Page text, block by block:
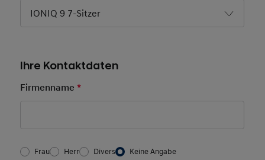
IONIQ 9 7-Sitzer
Ihre Kontaktdaten
Firmenname*
Frau/Herr *
Frau Herr Divers Keine Angabe